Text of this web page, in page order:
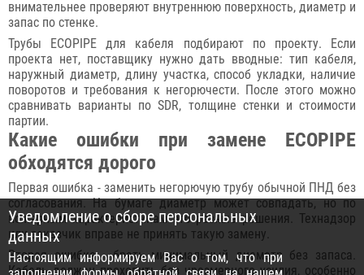
внимательнее проверяют внутреннюю поверхность, диаметр и
запас по стенке.
Трубы ECOPIPE для кабеля подбирают по проекту. Если
проекта нет, поставщику нужно дать вводные: тип кабеля,
наружный диаметр, длину участка, способ укладки, наличие
поворотов и требования к негорючести. После этого можно
сравнивать варианты по SDR, толщине стенки и стоимости
партии.
Какие ошибки при замене ECOPIPE
обходятся дорого
Первая ошибка - заменить негорючую трубу обычной ПНД без
согласования. На бумаге диаметр может совпадать, но по
пожарным характеристикам это разные решения. Технадзор
или заказчик вправе не принять такую замену.
Вторая ошибка - брать минимальный диаметр без запаса.
Кабель должен проходить без чрезмерного усилия, особенно
Уведомление о сборе персональных
данных
Настоящим информируем Вас о том, что при